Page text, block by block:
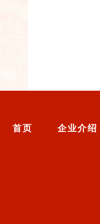
首页 企业介绍